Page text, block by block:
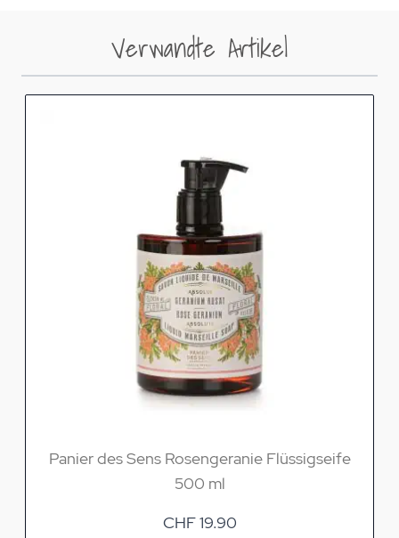
Verwandte Artikel
Panier des Sens Rosengeranie Flüssigseife
500 ml
CHF 19.90